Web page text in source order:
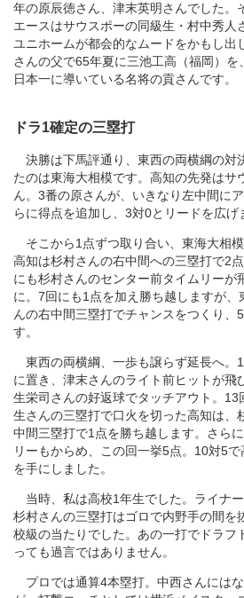
年の原辰徳さん、津末英明さんでした。
エースはサウスポーの同級生・村中秀人
ユニホームが都会的なムードをかもし出
さんの父で65年夏に三池工高（福岡）を
日本一に導いている名将の貢さんです。
ドラ1確定の三塁打
決勝は下馬評通り、東西の両横綱の対
たのは東海大相模です。高知の先発はサ
ん。3番の原さんが、いきなり左中間に
らに得点を追加し、3対0とリードを広げ
そこから1点ずつ取り合い、東海大相模
高知は杉村さんの右中間への三塁打で2
にも杉村さんのセンター前タイムリーが
に。7回にも1点を加え勝ち越しますが、
んの右中間三塁打でチャンスをつくり、
す。
東西の両横綱、一歩も譲らず延長へ。
に置き、津末さんのライト前ヒットが飛
生栄司さんの好返球でタッチアウト。13
生さんの三塁打で口火を切った高知は、
中間三塁打で1点を勝ち越します。さら
リーもからめ、この回一挙5点。10対5
を手にしました。
当時、私は高校1年生でした。ライナー
杉村さんの三塁打はゴロで内野手の間を
校級の当たりでした。あの一打でドラフ
っても過言ではありません。
プロでは通算4本塁打。中西さんには